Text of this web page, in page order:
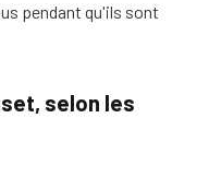
pendant qu'ils sont
selon les